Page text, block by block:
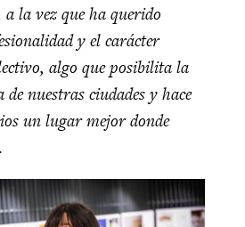
la vez que ha querido
y el carácter
algo que posibilita la
nuestras ciudades y hace
un lugar mejor donde